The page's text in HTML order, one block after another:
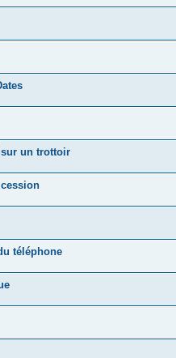
un trottoir
téléphone